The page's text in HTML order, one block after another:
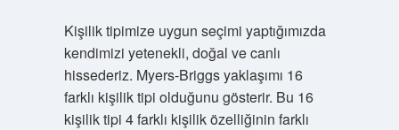
Kişilik tipimize uygun seçimi yaptığımızda
kendimizi yetenekli, doğal ve canlı
hissederiz. Myers-Briggs yaklaşımı 16
farklı kişilik tipi olduğunu gösterir. Bu 16
kişilik tipi 4 farklı kişilik özelliğinin farklı